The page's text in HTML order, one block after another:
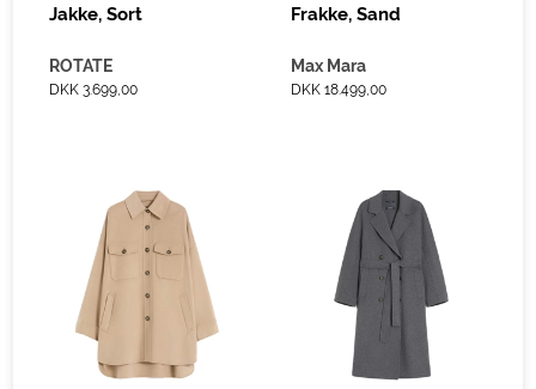
Jakke, Sort
ROTATE
DKK 3.699,00
Frakke, Sand
Max Mara
DKK 18.499,00